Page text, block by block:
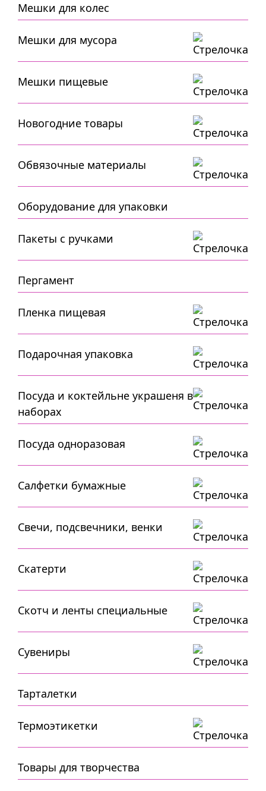
Мешки для колес
Мешки для мусора
Мешки пищевые
Новогодние товары
Обвязочные материалы
Оборудование для упаковки
Пакеты с ручками
Пергамент
Пленка пищевая
Подарочная упаковка
Посуда и коктейльне украшеня в
наборах
Посуда одноразовая
Салфетки бумажные
Свечи, подсвечники, венки
Скатерти
Скотч и ленты специальные
Сувениры
Тарталетки
Термоэтикетки
Товары для творчества